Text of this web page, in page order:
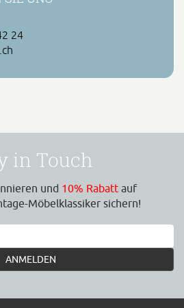
24
in Touch
und 10% Rabatt auf
Möbelklassiker sichern!
ANMELDEN